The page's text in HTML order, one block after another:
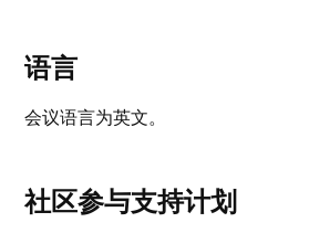
语言
会议语言为英文。
社区参与支持计划